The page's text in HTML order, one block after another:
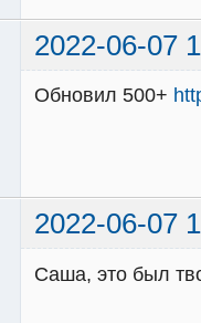
2022-06-07
Обновил 500+
2022-06-07
Саша, это был